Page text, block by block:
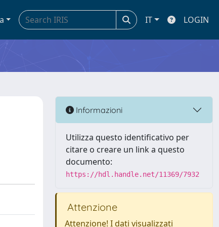
IT LOGIN
Informazioni
Utilizza questo identificativo per
citare o creare un link a questo
documento:
https://hdl.handle.net/11369/7932
Attenzione
Attenzione! I dati visualizzati